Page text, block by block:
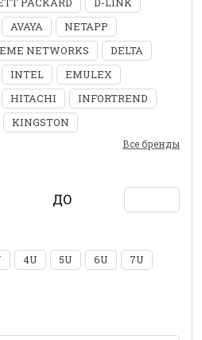
AVAYA
NETAPP
NETWORKS
DELTA
INTEL
EMULEX
HITACHI
INFORTREND
KINGSTON
Все бренды
ДО
4U 5U 6U
7U